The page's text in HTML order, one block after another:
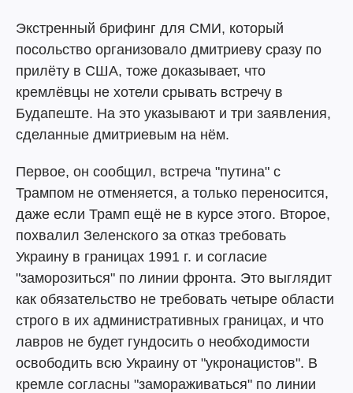
Экстренный брифинг для СМИ, который
посольство организовало дмитриеву сразу по
прилёту в США, тоже доказывает, что
кремлёвцы не хотели срывать встречу в
Будапеште. На это указывают и три заявления,
сделанные дмитриевым на нём.
Первое, он сообщил, встреча "путина" с
Трампом не отменяется, а только переносится,
даже если Трамп ещё не в курсе этого. Второе,
похвалил Зеленского за отказ требовать
Украину в границах 1991 г. и согласие
"заморозиться" по линии фронта. Это выглядит
как обязательство не требовать четыре области
строго в их административных границах, и что
лавров не будет гундосить о необходимости
освободить всю Украину от "укронацистов". В
кремле согласны "замораживаться" по линии